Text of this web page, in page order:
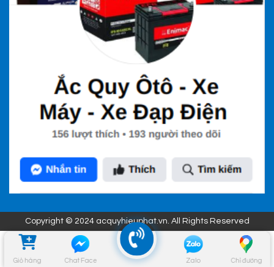
Giỏ hàng Chat Face Zalo Chỉ đường
Copyright © 2024 acquyhieuphat.vn. All Rights Reserved